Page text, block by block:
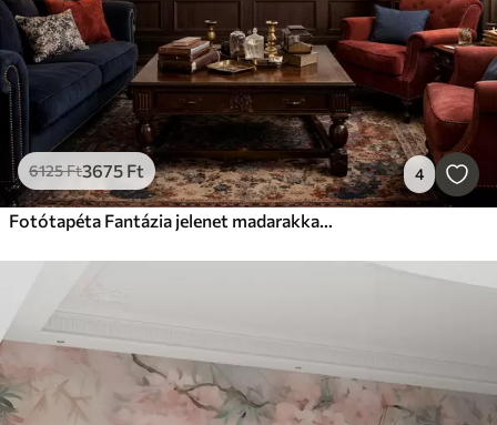
6125Ft3675 Ft 4
Fotótapéta Fantázia jelenet madarakkal és állatokkal növények között